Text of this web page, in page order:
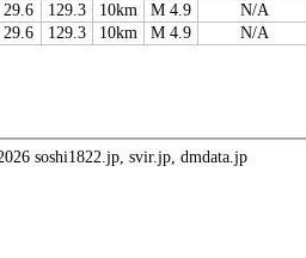
29.6 129.3 10km M 4.9 N/A
29.6 129.3 10km M 4.9 N/A
soshi1822.jp, svir.jp, dmdata.jp